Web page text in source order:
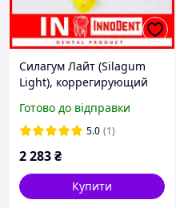
Силагум Лайт (Silagum
Light), коррегирующий
Готово до відправки
5.0 (1)
2 283₴
Купити